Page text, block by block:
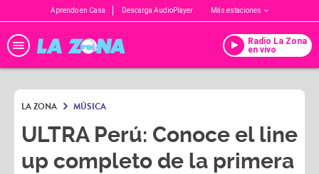
Aprendo en Casa Descarga AudioPlayer Más estaciones
Radio La Zona
en vivo
LA ZONA MÚSICA
ULTRA Perú: Conoce el line
up completo de la primera